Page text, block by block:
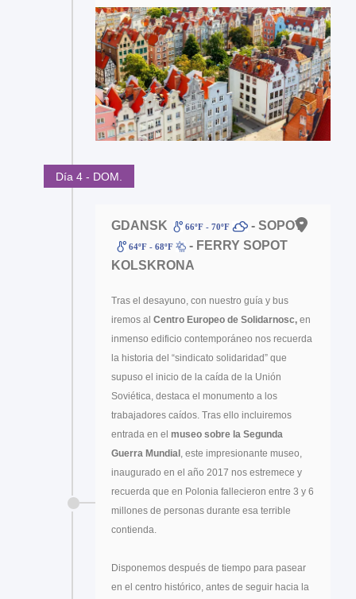
Día 4 - DOM.
GDANSK 66ºF - 70ºF - SOPOT
64ºF - 68ºF
- FERRY SOPOT
KOLSKRONA
Tras el desayuno, con nuestro guía y bus
iremos al Centro Europeo de Solidarnosc, en
inmenso edificio contemporáneo nos recuerda
la historia del “sindicato solidaridad” que
supuso el inicio de la caída de la Unión
Soviética, destaca el monumento a los
trabajadores caídos. Tras ello incluiremos
entrada en el museo sobre la Segunda
Guerra Mundial , este impresionante museo,
inaugurado en el año 2017 nos estremece y
recuerda que en Polonia fallecieron entre 3 y 6
millones de personas durante esa terrible
contienda.
Disponemos después de tiempo para pasear
en el centro histórico, antes de seguir hacia la